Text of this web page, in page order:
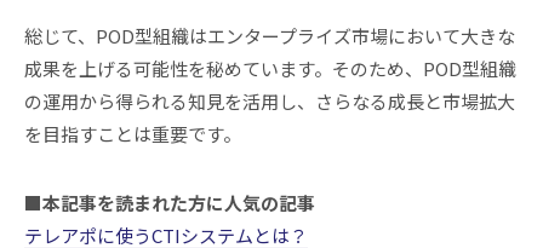
総じて、POD型組織はエンタープライズ市場において大きな
成果を上げる可能性を秘めています。そのため、POD型組織
の運用から得られる知見を活用し、さらなる成長と市場拡大
を目指すことは重要です。
■本記事を読まれた方に人気の記事
テレアポに使うCTIシステムとは？